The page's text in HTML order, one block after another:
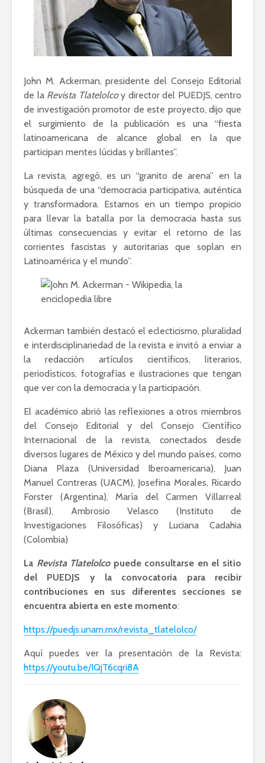
John M. Ackerman, presidente del Consejo Editorial
de la Revista Tlatelolcoy director del PUEDJS, centro
de investigación promotor de este proyecto, dijo que
el surgimiento de la publicación es una “fiesta
latinoamericana de alcance global en la que
participan mentes lúcidas y brillantes”.
La revista, agregó, es un “granito de arena” en la
búsqueda de una “democracia participativa, auténtica
y transformadora. Estamos en un tiempo propicio
para llevar la batalla por la democracia hasta sus
últimas consecuencias y evitar el retorno de las
corrientes fascistas y autoritarias que soplan en
Latinoamérica y el mundo”.
Ackerman también destacó el eclecticismo, pluralidad
e interdisciplinariedad de la revista e invitó a enviar a
la redacción artículos científicos, literarios,
periodísticos, fotografías e ilustraciones que tengan
que ver con la democracia y la participación.
El académico abrió las reflexiones a otros miembros
del Consejo Editorial y del Consejo Científico
Internacional de la revista, conectados desde
diversos lugares de México y del mundo países, como
Diana Plaza (Universidad Iberoamericana), Juan
Manuel Contreras (UACM), Josefina Morales, Ricardo
Forster (Argentina), María del Carmen Villarreal
(Brasil), Ambrosio Velasco (Instituto de
Investigaciones Filosóficas) y Luciana Cadahia
(Colombia)
La Revista Tlatelolcopuede consultarse en el sitio
del PUEDJS y la convocatoria para recibir
contribuciones en sus diferentes secciones se
encuentra abierta en este momento:
https://puedjs.unam.mx/revista_tlatelolco/
Aquí puedes ver la presentación de la Revista:
https://youtu.be/IQjT6cqri8A